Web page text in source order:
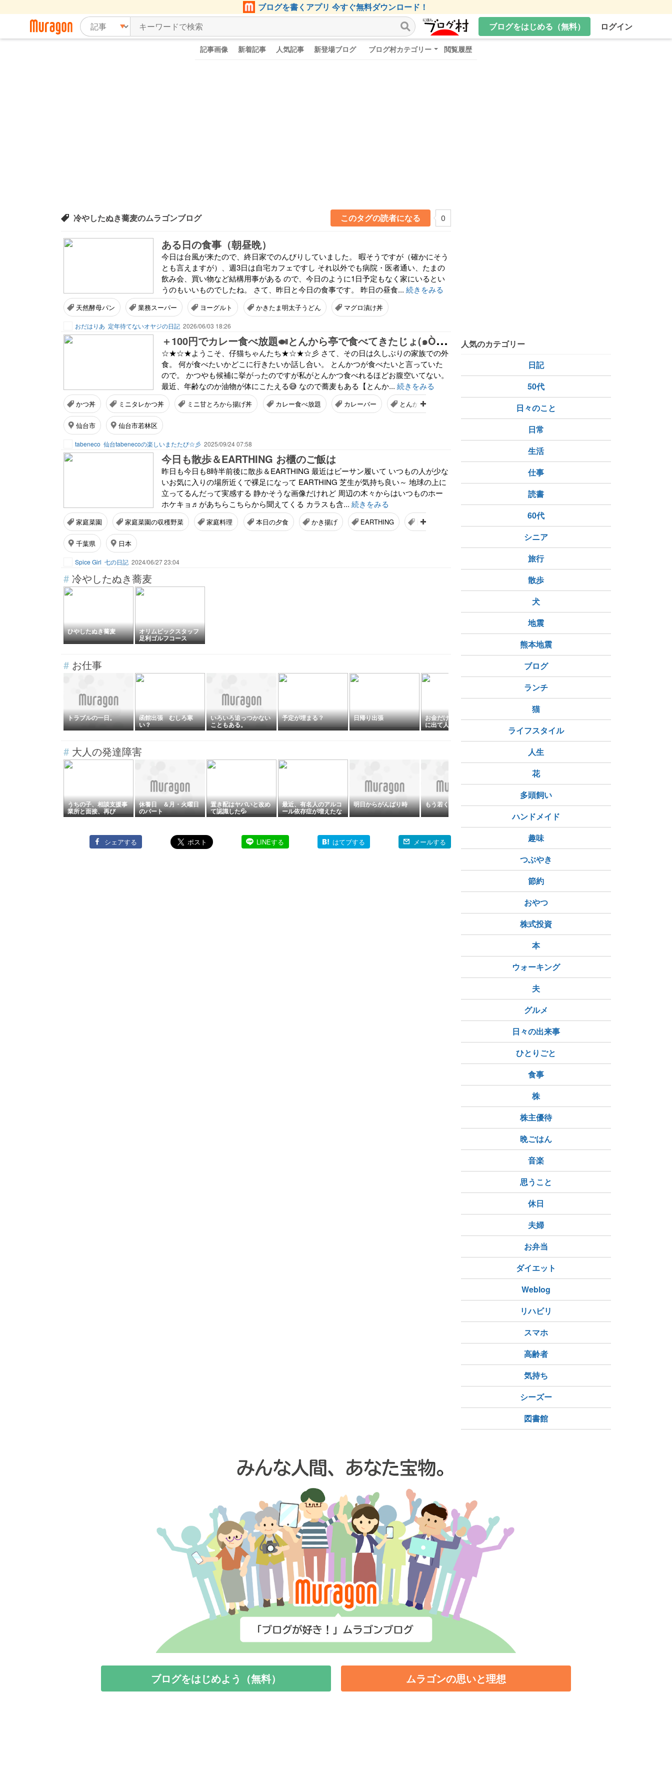
ブログを書くアプリ 今すぐ無料ダウンロード！
ブログをはじめる（無料）
ログイン
記事画像 新着記事 人気記事 新登場ブログ ブログ村カテゴリー 閲覧履歴
冷やしたぬき蕎麦のムラゴンブログ このタグの読者になる 0
ある日の食事（朝昼晩）
今日は台風が来たので、終日家でのんびりしていました。 暇そうですが（確かにそう
とも言えますが）、週3日は自宅カフェですし それ以外でも病院・医者通い、たまの
飲み会、買い物など結構用事がある ので、今日のように1日予定もなく家にいるとい
うのもいいものでしたね。 さて、昨日と今日の食事です。 昨日の昼食... 続きをみる
天然酵母パン 業務スーパー ヨーグルト かきたま明太子うどん マグロ漬け丼
おだはりあ 定年待てないオヤジの日記 2026/06/03 18:26
＋
100円でカレー食べ放題🍛とんから亭で食べてきたじょ(๑ÒωÓ๑)
☆★☆★ようこそ、仔猫ちゃんたち★☆★☆彡 さて、その日は久しぶりの家族での外
食。 何が食べたいかどこに行きたいか話し合い。 とんかつが食べたいと言っていた
ので。 かつやも候補に挙がったのですが私がとんかつ食べれるほどお腹空いてない。
最近、年齢なのか油物が体にこたえる😅 なので蕎麦もある【とんか... 続きをみる
かつ丼 ミニタレかつ丼 ミニ甘とろから揚げ丼 カレー食べ放題 カレーバー とんから亭
仙台市 仙台市若林区
tabeneco 仙台tabenecoの楽しいまたたび☆彡 2025/09/24 07:58
今日も散歩＆EARTHING お櫃のご飯は
昨日も今日も8時半前後に散歩＆EARTHING 最近はビーサン履いて いつもの人が少な
いお気に入りの場所近くで裸足になって EARTHING 芝生が気持ち良い～ 地球の上に
立ってるんだって実感する 静かそうな画像だけれど 周辺の木々からはいつものホー
ホケキョ♬があちらこちらから聞えてくる カラスも含... 続きをみる
家庭菜園 家庭菜園の収穫野菜 家庭料理 本日の夕食 かき揚げ EARTHING 薩摩芋 LINE
千葉県 日本
Spice Girl 七の日記 2024/06/27 23:04
# 冷やしたぬき蕎麦
ひやしたぬき蕎麦 オリムピックスタッフ
足利ゴルフコース
# お仕事
トラブルの一日。 函館出張 むしろ寒
い？
いろいろ追っつかない
こともある。
予定が埋まる？ 日帰り出張 お金だけじゃない。外
に出て人と関わる意味
日帰り出張 現場の社員さん辞めち
# 大人の発達障害
うちの子、相談支援事
業所と面接、再び
休養日 ＆月・火曜日
のパート
置き配はヤバいと改め
て認識した💦
最近、有名人のアルコ
ール依存症が増えたな
ぁ…
明日からがんばり時 もう若くはないと痛感 【障害者雇用を経験し
た私の体験談】自分に
あった働き方を探そ
う！
【就労移行支援は意味
シェアする LINEする はてブする メールする
人気のカテゴリー
日記
50代
日々のこと
日常
生活
仕事
読書
60代
シニア
旅行
散歩
犬
地震
熊本地震
ブログ
ランチ
猫
ライフスタイル
人生
花
多頭飼い
ハンドメイド
趣味
つぶやき
節約
おやつ
株式投資
本
ウォーキング
夫
グルメ
日々の出来事
ひとりごと
食事
株
株主優待
晩ごはん
音楽
思うこと
休日
夫婦
お弁当
ダイエット
Weblog
リハビリ
スマホ
高齢者
気持ち
シーズー
図書館
ブログをはじめよう（無料） ムラゴンの思いと理想